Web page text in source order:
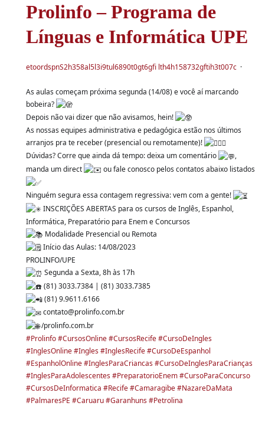
Prolinfo – Programa de
Línguas e Informática UPE
etoordspnS2h358al5l3i9tul6890t0gt6gf lth4h158732gftih3t007c ·
As aulas começam próxima segunda (14/08) e você aí marcando
bobeira?
Depois não vai dizer que não avisamos, hein!
As nossas equipes administrativa e pedagógica estão nos últimos
arranjos pra te receber (presencial ou remotamente)!
Dúvidas? Corre que ainda dá tempo: deixa um comentário
,
manda um direct
ou fale conosco pelos contatos abaixo listados
Ninguém segura essa contagem regressiva: vem com a gente!
INSCRIÇÕES ABERTAS para os cursos de Inglês, Espanhol,
Informática, Preparatório para Enem e Concursos
Modalidade Presencial ou Remota
Início das Aulas: 14/08/2023
PROLINFO/UPE
Segunda a Sexta, 8h às 17h
(81) 3033.7384 | (81) 3033.7385
(81) 9.9611.6166
contato@prolinfo.com.br
/prolinfo.com.br
#Prolinfo#CursosOnline#CursosRecife#CursoDeIngles
#InglesOnline#Ingles#InglesRecife#CursoDeEspanhol
#EspanholOnline#InglesParaCriancas#CursoDeInglesParaCrianças
#InglesParaAdolescentes#PreparatorioEnem#CursoParaConcurso
#CursosDeInformatica #Recife#Camaragibe#NazareDaMata
#PalmaresPE #Caruaru#Garanhuns#Petrolina